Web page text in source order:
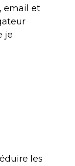
email et
je
les